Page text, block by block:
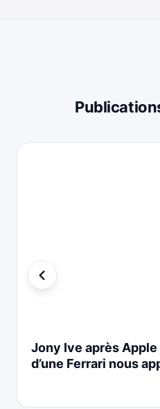
Jony Ive après
d’une Ferrari nous